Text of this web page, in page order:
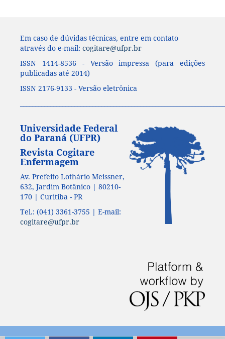
Em caso de dúvidas técnicas, entre em contato
através do e-mail: cogitare@ufpr.br
ISSN 1414-8536 - Versão impressa (para edições
publicadas até 2014)
ISSN 2176-9133 - Versão eletrônica
Universidade Federal
do Paraná (UFPR)
Revista Cogitare
Enfermagem
Av. Prefeito Lothário Meissner,
632, Jardim Botânico | 80210-
170 | Curitiba - PR
Tel.: (041) 3361-3755 | E-mail:
cogitare@ufpr.br